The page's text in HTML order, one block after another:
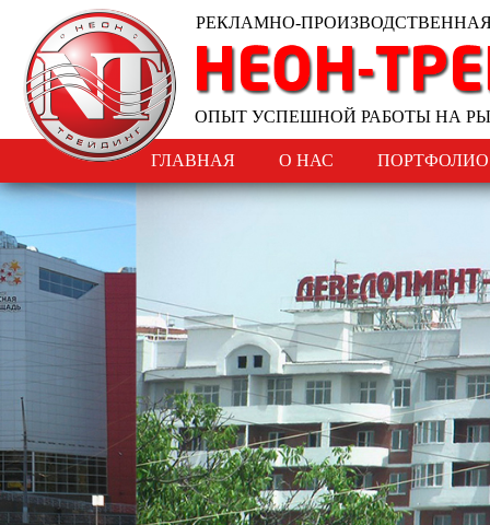
ГЛАВНАЯ О НАС ПОРТФОЛИО
РЕКЛАМНО-
ОПЫТ УСПЕШНОЙ РАБОТЫ НА